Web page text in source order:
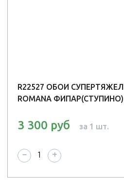
R22527 ОБОИ
ROMANA ФИПАР(СТУПИНО)
3 300 руб за 1 шт.
− +